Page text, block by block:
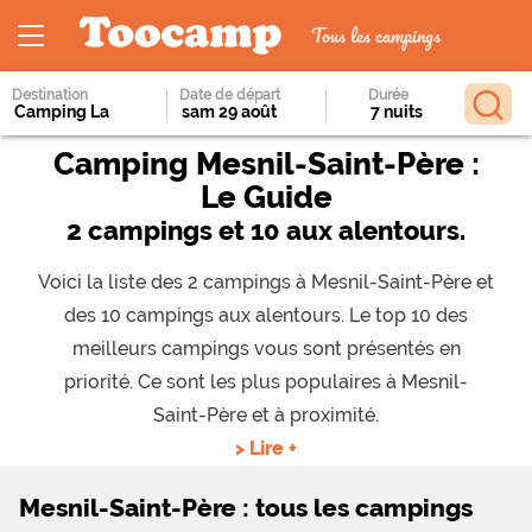
Tous les campings
Destination Date de départ Durée
Camping Mesnil-Saint-Père :
Le Guide
2 campings et 10 aux alentours.
Voici la liste des 2 campings à Mesnil-Saint-Père et
des 10 campings aux alentours. Le top 10 des
meilleurs campings vous sont présentés en
priorité. Ce sont les plus populaires à Mesnil-
Saint-Père et à proximité.
> Lire +
Mesnil-Saint-Père : tous les campings